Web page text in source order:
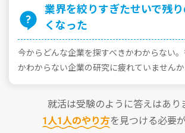
業界を絞りすぎたせいで残
くなった
今からどんな企業を探すべきかわからない
かわからない企業の研究に疲れていませんか
就活は受験のように答えはあり
1⼈1⼈のやり⽅を⾒つける必要